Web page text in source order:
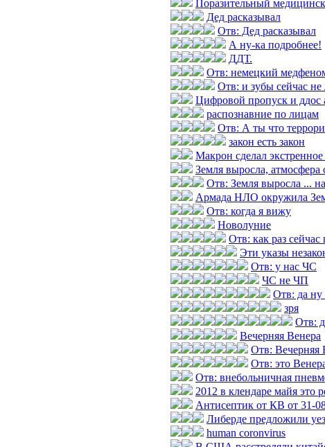
Поразительный
Дед расказывал
Отв: Дед расказывал
А ну-ка подробнее!
ДДТ.
Отв: немецкий
Отв: и зубы сейчас не
Цифровой пропуск и ддос
распознавние по лицам
Отв: А ты что
закон есть закон
Макрон сделал
Земля выросла, атмосфера
Отв: Земля выросла ...
Армада НЛО окружила
Отв: когда я вижу
Новолуние
Отв: как раз
Эти указы
Отв: у нас ЧС
ЧС не ЧП
Отв: да ну
зря
Отв:
Вечерняя Венера
Отв: Вечерняя
Отв: это
Отв: внебольничная
2012 в клендаре майя это
Антисептик от КВ от 31-
Либерде предложили
human coronvirus